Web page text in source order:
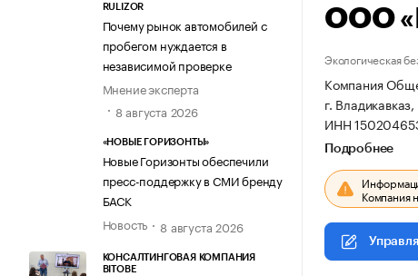
RULIZOR
Почему рынок автомобилей с
пробегом нуждается в
независимой проверке
Мнение эксперта
8 августа 2026
«НОВЫЕ ГОРИЗОНТЫ»
Новые Горизонты обеспечили
пресс-поддержку в СМИ бренду
БАСК
Новость
8 августа 2026
КОНСАЛТИНГОВАЯ КОМПАНИЯ
BITOBE
ООО
Экологическая
Компания
г.
ИНН
Подробнее
Компания